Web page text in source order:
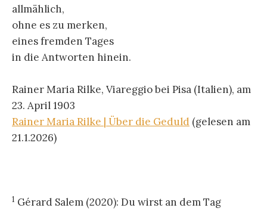
allmählich,
ohne es zu merken,
eines fremden Tages
in die Antworten hinein.
Rainer Maria Rilke, Viareggio bei Pisa (Italien), am
23. April 1903
Rainer Maria Rilke | Über die Geduld (gelesen am
21.1.2026)
1 Gérard Salem (2020): Du wirst an dem Tag